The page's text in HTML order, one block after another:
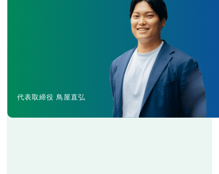
代表取締役 鳥屋直弘